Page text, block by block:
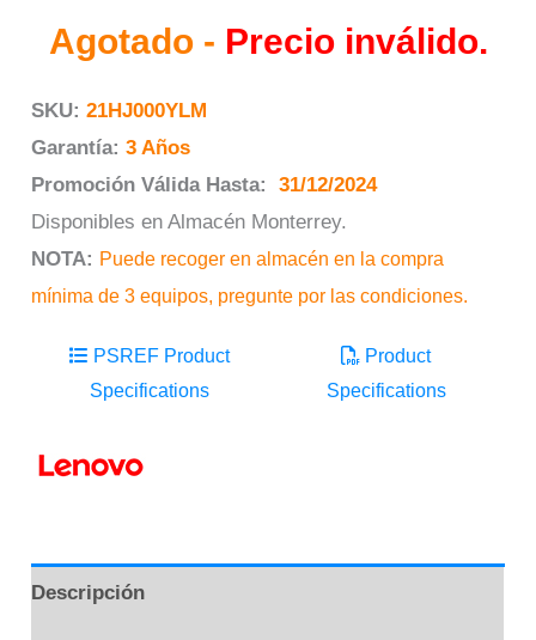
Agotado - Precio inválido.
SKU:21HJ000YLM
Garantía:3 Años
Promoción Válida Hasta:
31/12/2024
Disponibles en Almacén Monterrey.
NOTA: Puede recoger en almacén en la compra
mínima de 3 equipos, pregunte por las condiciones.
PSREF Product
Specifications
Product
Specifications
Descripción